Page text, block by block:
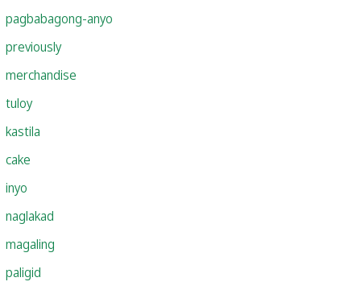
pagbabagong-anyo
previously
merchandise
tuloy
kastila
cake
inyo
naglakad
magaling
paligid